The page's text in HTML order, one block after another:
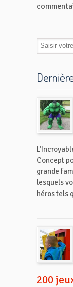
Concept
grande
lesquels
héros tels
200